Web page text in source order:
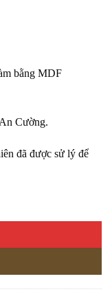
bằng MDF
Cường.
đã được sử lý để